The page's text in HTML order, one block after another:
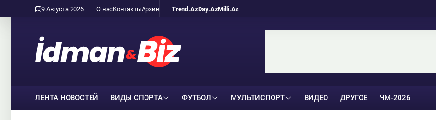
9 Августа 2026 О насКонтактыАрхив Trend.AzDay.AzMilli.Az
ЛЕНТА НОВОСТЕЙ ВИДЫ СПОРТА ФУТБОЛ МУЛЬТИСПОРТ ВИДЕО ДРУГОЕ ЧМ-2026